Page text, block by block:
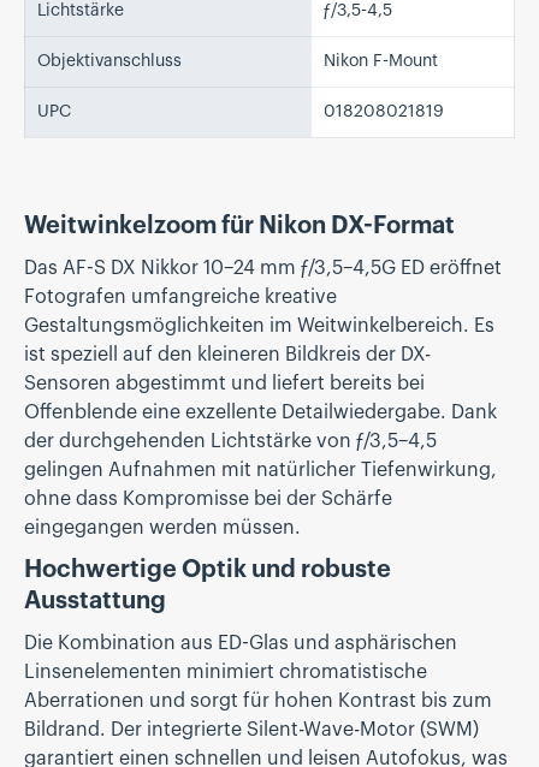
Lichtstärke ƒ/3,5-4,5
Objektivanschluss Nikon F-Mount
UPC 018208021819
Weitwinkelzoom für Nikon DX-Format
Das AF-S DX Nikkor 10–24 mm ƒ/3,5–4,5G ED eröffnet
Fotografen umfangreiche kreative
Gestaltungsmöglichkeiten im Weitwinkelbereich. Es
ist speziell auf den kleineren Bildkreis der DX-
Sensoren abgestimmt und liefert bereits bei
Offenblende eine exzellente Detailwiedergabe. Dank
der durchgehenden Lichtstärke von ƒ/3,5–4,5
gelingen Aufnahmen mit natürlicher Tiefenwirkung,
ohne dass Kompromisse bei der Schärfe
eingegangen werden müssen.
Hochwertige Optik und robuste
Ausstattung
Die Kombination aus ED-Glas und asphärischen
Linsenelementen minimiert chromatistische
Aberrationen und sorgt für hohen Kontrast bis zum
Bildrand. Der integrierte Silent-Wave-Motor (SWM)
garantiert einen schnellen und leisen Autofokus, was